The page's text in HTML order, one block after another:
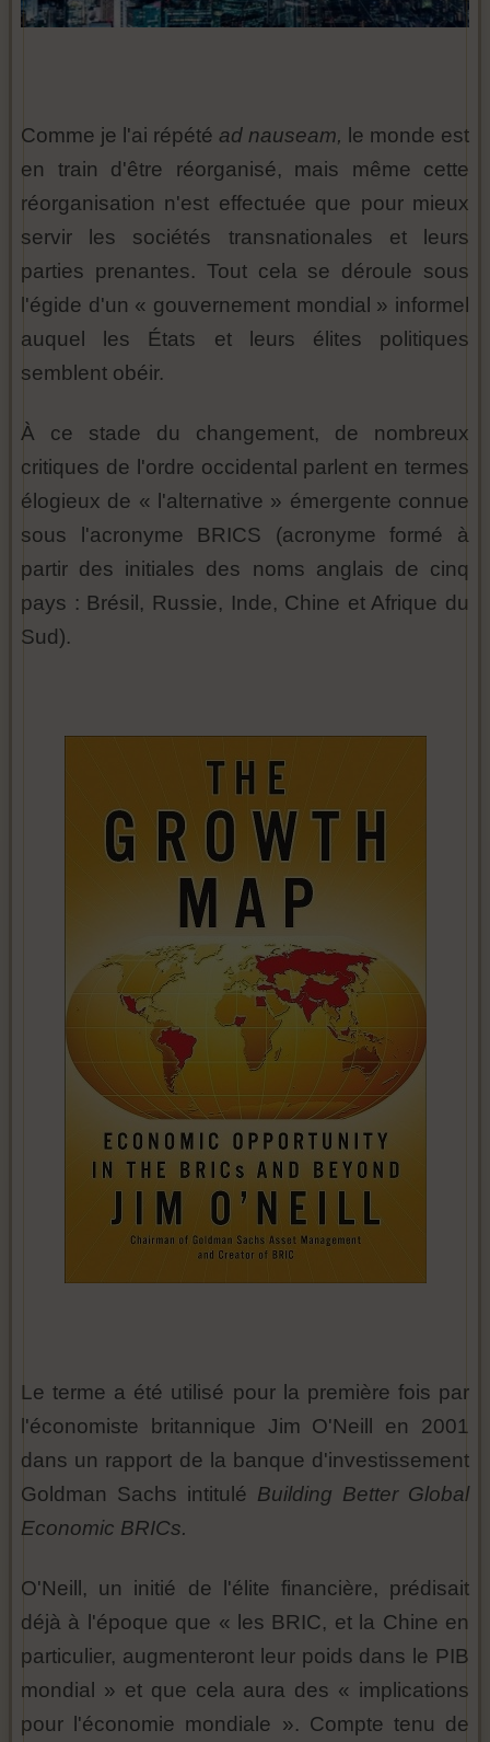
Comme je l'ai répété ad nauseam, le monde est
en train d'être réorganisé, mais même cette
réorganisation n'est effectuée que pour mieux
servir les sociétés transnationales et leurs
parties prenantes. Tout cela se déroule sous
l'égide d'un « gouvernement mondial » informel
auquel les États et leurs élites politiques
semblent obéir.
À ce stade du changement, de nombreux
critiques de l'ordre occidental parlent en termes
élogieux de « l'alternative » émergente connue
sous l'acronyme BRICS (acronyme formé à
partir des initiales des noms anglais de cinq
pays : Brésil, Russie, Inde, Chine et Afrique du
Sud).
Le terme a été utilisé pour la première fois par
l'économiste britannique Jim O'Neill en 2001
dans un rapport de la banque d'investissement
Goldman Sachs intitulé Building Better Global
Economic BRICs.
O'Neill, un initié de l'élite financière, prédisait
déjà à l'époque que « les BRIC, et la Chine en
particulier, augmenteront leur poids dans le PIB
mondial » et que cela aura des « implications
pour l'économie mondiale ». Compte tenu de